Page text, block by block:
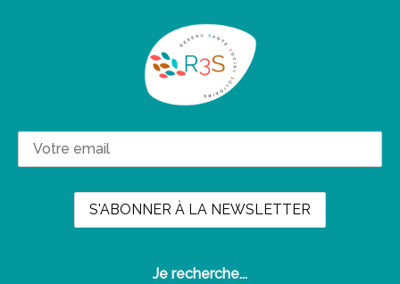
Je recherche...